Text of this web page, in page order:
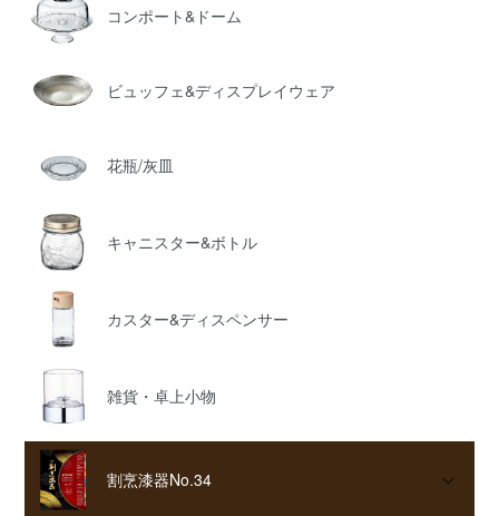
コンポート&ドーム
ビュッフェ&ディスプレイウェア
花瓶/灰皿
キャニスター&ボトル
カスター&ディスペンサー
雑貨・卓上小物
割烹漆器No.34